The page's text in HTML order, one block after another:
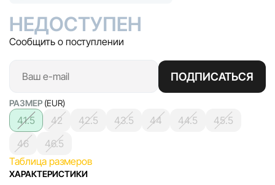
НЕДОСТУПЕН
Сообщить о поступлении
ПОДПИСАТЬСЯ
РАЗМЕР (EUR)
41.5 42 42.5 43.5 44 44.5
45.5
46
46.5
Таблица размеров
ХАРАКТЕРИСТИКИ